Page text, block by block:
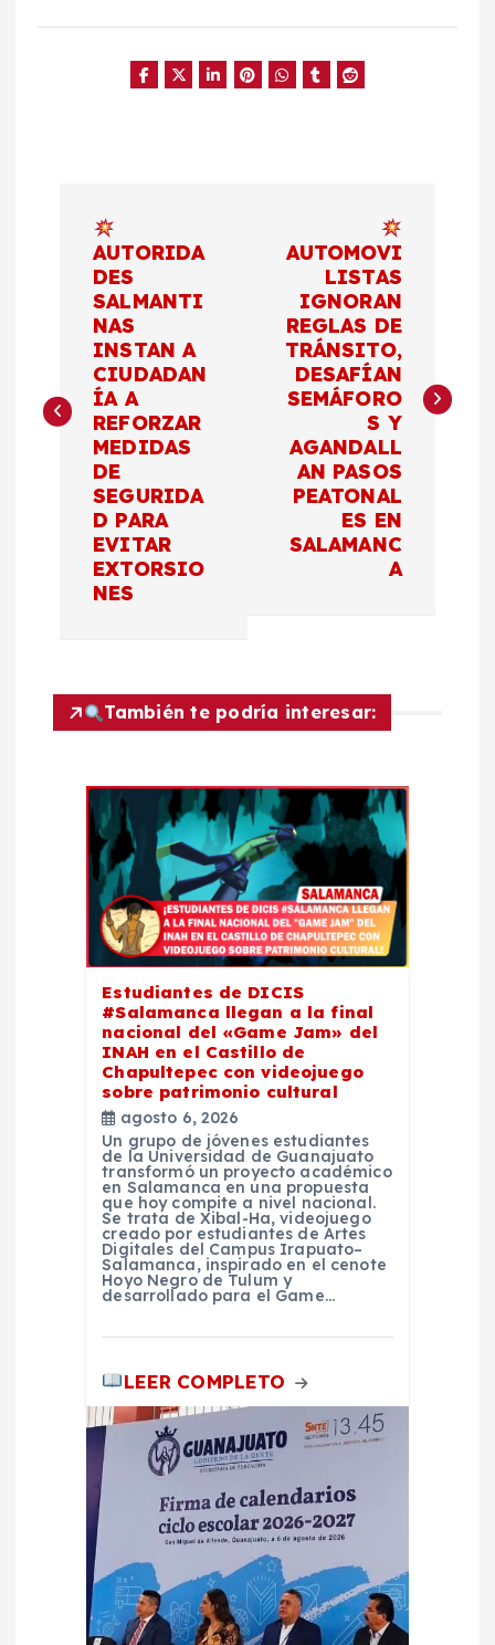
g
n
AUTORIDA
DES
SALMANTI
NAS
INSTAN A
CIUDADAN
ÍA A
REFORZAR
MEDIDAS
DE
SEGURIDA
D PARA
EVITAR
EXTORSIO
NES
AUTOMOVI
LISTAS
IGNORAN
REGLAS DE
TRÁNSITO,
DESAFÍAN
SEMÁFORO
S Y
AGANDALL
AN PASOS
PEATONAL
ES EN
SALAMANC
A
También te podría interesar:
Estudiantes de DICIS
#Salamanca llegan a la final
nacional del «Game Jam» del
INAH en el Castillo de
Chapultepec con videojuego
sobre patrimonio cultural
agosto 6, 2026
Un grupo de jóvenes estudiantes
de la Universidad de Guanajuato
transformó un proyecto académico
en Salamanca en una propuesta
que hoy compite a nivel nacional.
Se trata de Xibal-Ha, videojuego
creado por estudiantes de Artes
Digitales del Campus Irapuato–
Salamanca, inspirado en el cenote
Hoyo Negro de Tulum y
desarrollado para el Game…
LEER COMPLETO